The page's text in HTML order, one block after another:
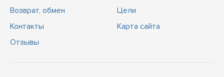
Возврат, обмен
Контакты
Отзывы
Цели
Карта сайта